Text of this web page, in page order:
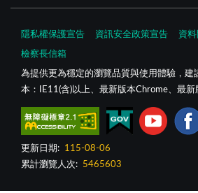
隱私權保護宣告 資訊安全政策宣告 資
檢察長信箱
為提供更為穩定的瀏覽品質與使用體驗，建
本：IE11(含)以上、最新版本Chrome、最新
更新日期:
115-08-06
累計瀏覽人次:
5465603